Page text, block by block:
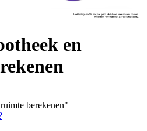
en
berekenen"